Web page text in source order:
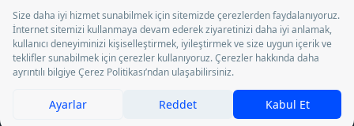
STJ İnsan Kaynakları Bilişim ve Danışmanlık A.Ş. Özel İstihdam
Bürosu Olarak 13/05/2025 - 12/05/2028 tarihleri arasında
faaliyette bulunmak üzere, Türkiye İş Kurumu tarafından
18/04/2025 tarih ve 18095710 sayılı karar uyarınca 1078 nolu
belge ile faaliyet göstermektedir. 4904 sayılı kanun uyarınca iş
arayanlardan ücret alınması yasaktır.